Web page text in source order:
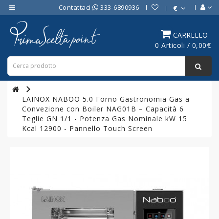
Contattaci 333-6890936 €
CARRELLO
0 Articoli / 0,00€
Category
ATTREZZATURE
BAR
ATTREZZATURE
PROFESSIONALI
CUCINA
PROFESSIONALI
LAINOX NABOO 5.0 Forno Gastronomia Gas a
Convezione con Boiler NAG01B – Capacità 6
Teglie GN 1/1 - Potenza Gas Nominale kW 15
Kcal 12900 - Pannello Touch Screen